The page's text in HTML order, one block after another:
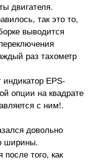
двигателя.
так это то,
выводится
раз тахометр
индикатор EPS-
опции на квадрате
с ним!.
довольно
ширины.
после того, как